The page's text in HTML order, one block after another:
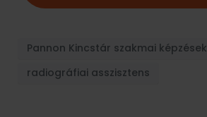
Pannon Kincstár szakmai képzések
radiográfiai asszisztens